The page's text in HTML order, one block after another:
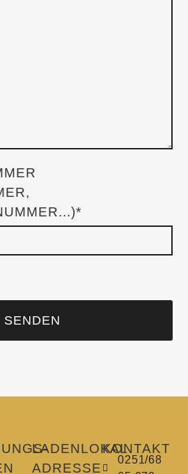
SENDEN
LADENLOKAL
ADRESSE
KONTAKT
0251/68